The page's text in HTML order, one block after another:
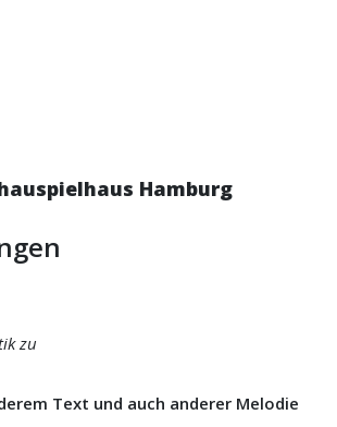
Hamburg
zu
Text und auch anderer Melodie